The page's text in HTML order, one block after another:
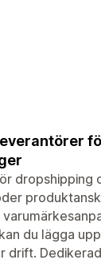
dropshipping
du lägga
drift.